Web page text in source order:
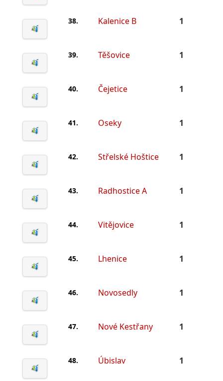
38. Kalenice B 1
39. Těšovice 1
40. Čejetice 1
41. Oseky 1
42. Střelské Hoštice 1
43. Radhostice A 1
44. Vitějovice 1
45. Lhenice 1
46. Novosedly 1
47. Nové Kestřany 1
48. Úbislav 1